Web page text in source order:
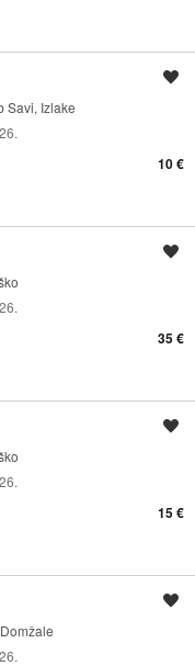
Savi, Izlake
10 €
35 €
15 €